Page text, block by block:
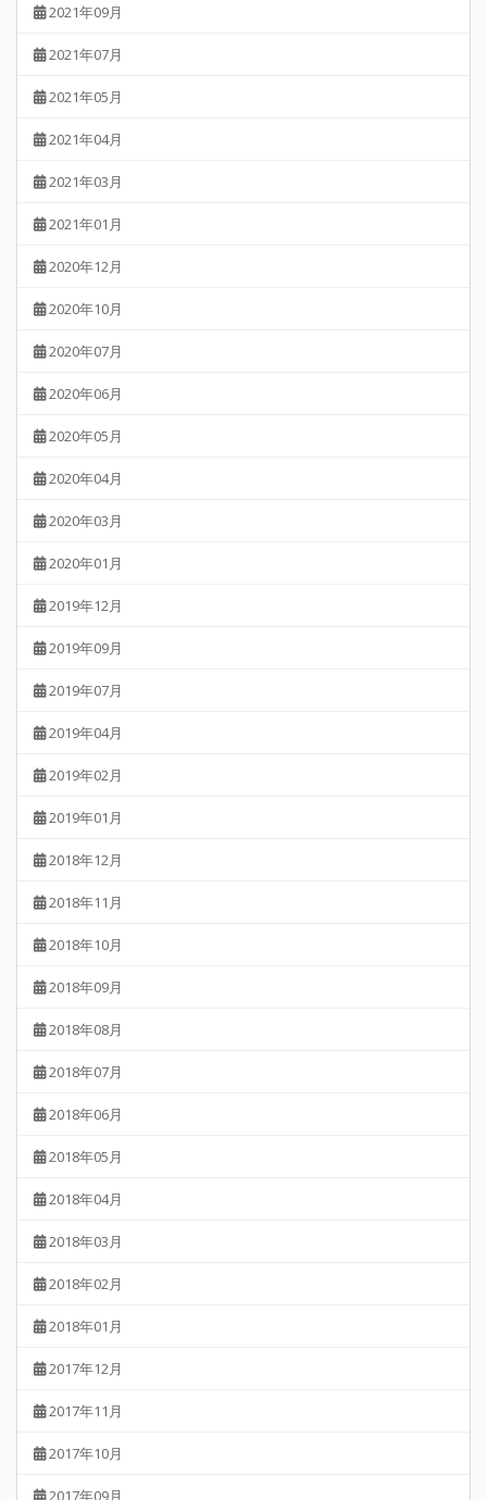
2021年09月
2021年07月
2021年05月
2021年04月
2021年03月
2021年01月
2020年12月
2020年10月
2020年07月
2020年06月
2020年05月
2020年04月
2020年03月
2020年01月
2019年12月
2019年09月
2019年07月
2019年04月
2019年02月
2019年01月
2018年12月
2018年11月
2018年10月
2018年09月
2018年08月
2018年07月
2018年06月
2018年05月
2018年04月
2018年03月
2018年02月
2018年01月
2017年12月
2017年11月
2017年10月
2017年09月